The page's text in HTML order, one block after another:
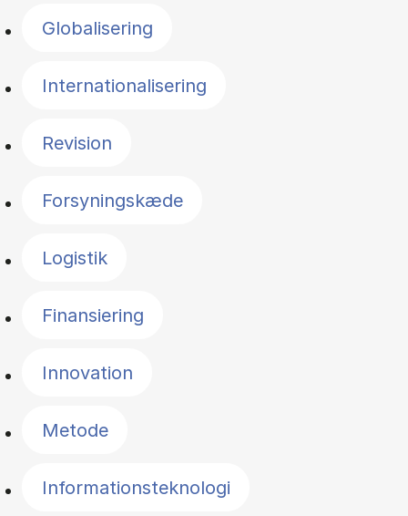
Globalisering
Internationalisering
Revision
Forsyningskæde
Logistik
Finansiering
Innovation
Metode
Informationsteknologi